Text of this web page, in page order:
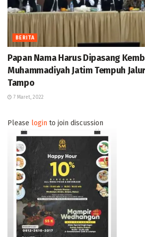
BERITA
Papan Nama Harus Dipasang
Muhammadiyah Jatim Tempuh
Tampo
7 Maret, 2022
Please login to join discussion